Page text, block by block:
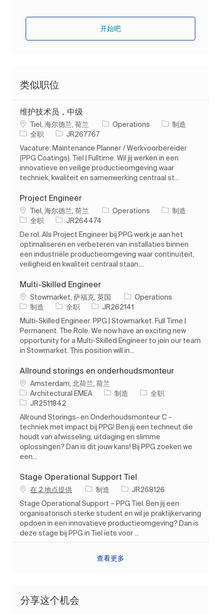
开始吧
类似职位
维护技术员，中级
位置Tiel, 海尔德兰, 荷兰 Operations 类别制造
工作类型
全职 作业 ID
JR267767
Vacature: Maintenance Planner / Werkvoorbereider
(PPG Coatings). Tiel | Fulltime. Wil jij werken in een
innovatieve en veilige productieomgeving waar
techniek, kwaliteit en samenwerking centraal st...
Project Engineer
位置Tiel, 海尔德兰, 荷兰 Operations 类别制造
工作类型
全职 作业 ID
JR264474
De rol. Als Project Engineer bij PPG werk je aan het
optimaliseren en verbeteren van installaties binnen
een industriële productieomgeving waar continuïteit,
veiligheid en kwaliteit centraal staan....
Multi-Skilled Engineer
位置Stowmarket, 萨福克, 英国
Operations
类别制造 工作类型
全职 作业 ID
JR262141
Multi-Skilled Engineer. PPG | Stowmarket. Full Time |
Permanent. The Role. We now have an exciting new
opportunity for a Multi-Skilled Engineer to join our team
in Stowmarket. This position will in...
Allround storings en onderhoudsmonteur
位置Amsterdam, 北荷兰, 荷兰
Architectural EMEA
类别制造 工作类型
全职
作业 ID
JR2511842
Allround Storings- en Onderhoudsmonteur C –
techniek met impact bij PPG! Ben jij een techneut die
houdt van afwisseling, uitdaging en slimme
oplossingen? Dan is dit jouw kans! Bij PPG zoeken we
een...
Stage Operational Support Tiel
在 2 地点提供 类别制造 作业 ID
JR268126
Stage Operational Support – PPG Tiel. Ben jij een
organisatorisch sterke student en wil je praktijkervaring
opdoen in een innovatieve productieomgeving? Dan is
deze stage bij PPG in Tiel iets voor ...
查看更多
分享这个机会